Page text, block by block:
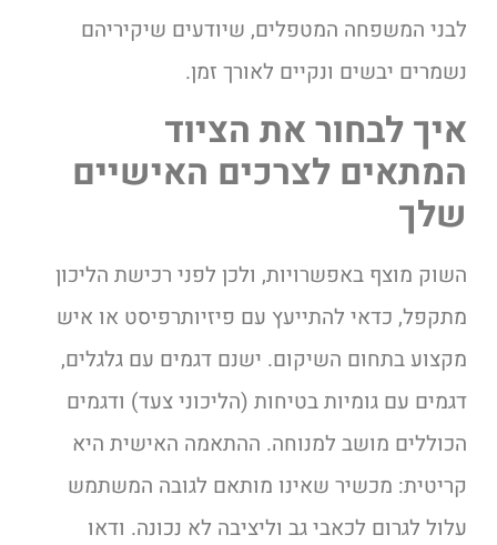
לבני המשפחה המטפלים, שיודעים שיקיריהם
נשמרים יבשים ונקיים לאורך זמן.
איך לבחור את הציוד
המתאים לצרכים האישיים
שלך
השוק מוצף באפשרויות, ולכן לפני רכישת הליכון
מתקפל, כדאי להתייעץ עם פיזיותרפיסט או איש
מקצוע בתחום השיקום. ישנם דגמים עם גלגלים,
דגמים עם גומיות בטיחות (הליכוני צעד) ודגמים
הכוללים מושב למנוחה. ההתאמה האישית היא
קריטית: מכשיר שאינו מותאם לגובה המשתמש
עלול לגרום לכאבי גב וליציבה לא נכונה. ודאו